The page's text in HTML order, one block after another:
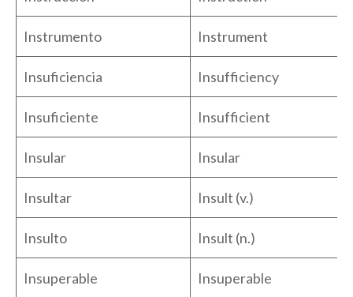
Instrumento Instrument
Insuficiencia Insufficiency
Insuficiente Insufficient
Insular Insular
Insultar Insult (v.)
Insulto Insult (n.)
Insuperable Insuperable